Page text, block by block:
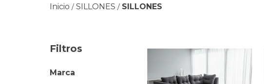
Inicio / SILLONES / SILLONES
Filtros
Marca